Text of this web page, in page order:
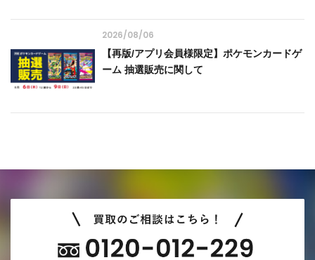
2026/08/06
【再版/アプリ会員様限定】ポケモンカードゲ
ーム 抽選販売に関して